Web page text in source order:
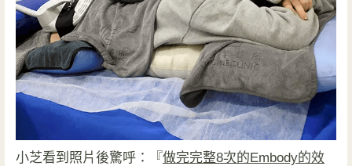
小芝看到照片後驚呼：『做完完整8次的Embody的效